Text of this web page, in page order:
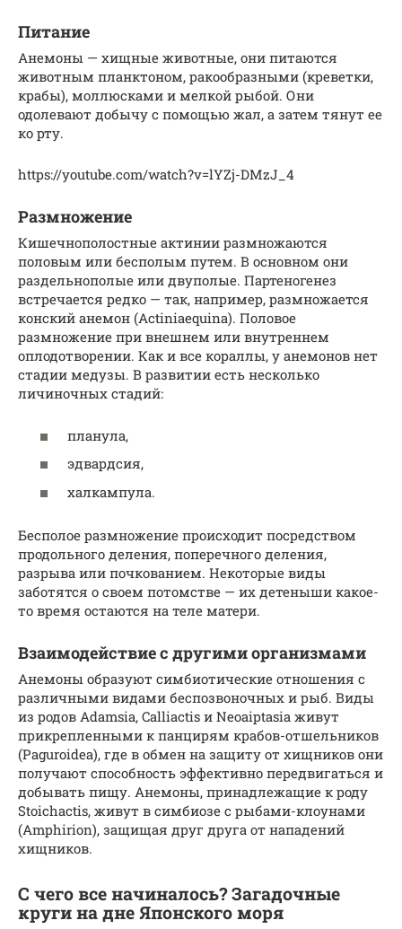
Питание
Анемоны — хищные животные, они питаются
животным планктоном, ракообразными (креветки,
крабы), моллюсками и мелкой рыбой. Они
одолевают добычу с помощью жал, а затем тянут ее
ко рту.
https://youtube.com/watch?v=lYZj-DMzJ_4
Размножение
Кишечнополостные актинии размножаются
половым или бесполым путем. В основном они
раздельнополые или двуполые. Партеногенез
встречается редко — так, например, размножается
конский анемон (Actiniaequina). Половое
размножение при внешнем или внутреннем
оплодотворении. Как и все кораллы, у анемонов нет
стадии медузы. В развитии есть несколько
личиночных стадий:
планула,
эдвардсия,
халкампула.
Бесполое размножение происходит посредством
продольного деления, поперечного деления,
разрыва или почкованием. Некоторые виды
заботятся о своем потомстве — их детеныши какое-
то время остаются на теле матери.
Взаимодействие с другими организмами
Анемоны образуют симбиотические отношения с
различными видами беспозвоночных и рыб. Виды
из родов Adamsia, Calliactis и Neoaiptasia живут
прикрепленными к панцирям крабов-отшельников
(Paguroidea), где в обмен на защиту от хищников они
получают способность эффективно передвигаться и
добывать пищу. Анемоны, принадлежащие к роду
Stoichactis, живут в симбиозе с рыбами-клоунами
(Amphirion), защищая друг друга от нападений
хищников.
С чего все начиналось? Загадочные
круги на дне Японского моря